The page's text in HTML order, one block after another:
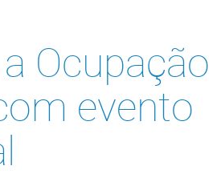
Ocupação
evento